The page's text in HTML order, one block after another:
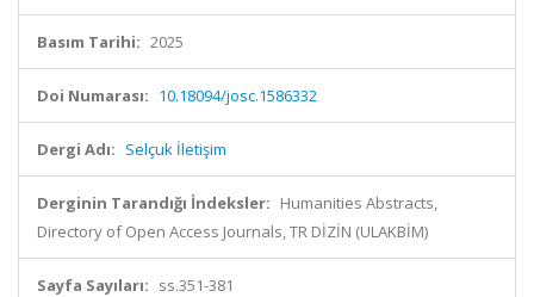
Basım Tarihi: 2025
Doi Numarası: 10.18094/josc.1586332
Dergi Adı: Selçuk İletişim
Derginin Tarandığı İndeksler: Humanities Abstracts,
Directory of Open Access Journals, TR DİZİN (ULAKBİM)
Sayfa Sayıları: ss.351-381